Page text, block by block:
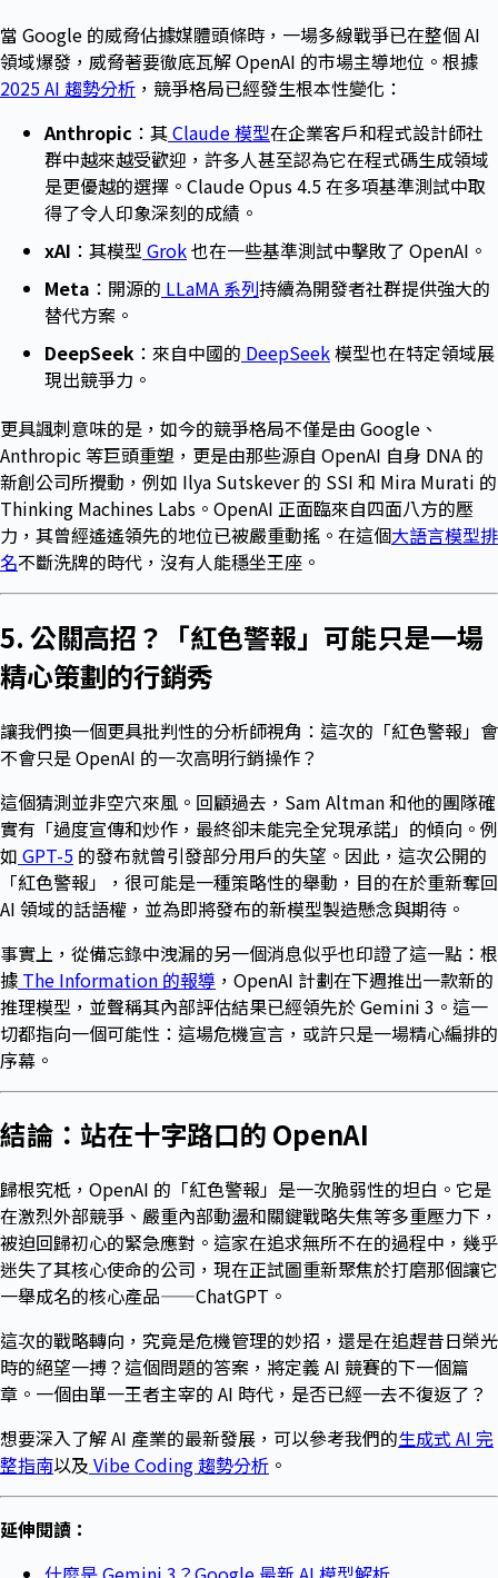
當 Google 的威脅佔據媒體頭條時，一場多線戰爭已在整個 AI
領域爆發，威脅著要徹底瓦解 OpenAI 的市場主導地位。根據
2025 AI 趨勢分析 ，競爭格局已經發生根本性變化：
Anthropic ：其Claude 模型在企業客戶和程式設計師社
群中越來越受歡迎，許多人甚至認為它在程式碼生成領域
是更優越的選擇。Claude Opus 4.5 在多項基準測試中取
得了令人印象深刻的成績。
xAI ：其模型 Grok也在一些基準測試中擊敗了 OpenAI。
Meta ：開源的 LLaMA 系列持續為開發者社群提供強大的
替代方案。
DeepSeek ：來自中國的 DeepSeek模型也在特定領域展
現出競爭力。
更具諷刺意味的是，如今的競爭格局不僅是由 Google、
Anthropic 等巨頭重塑，更是由那些源自 OpenAI 自身 DNA 的
新創公司所攪動，例如 Ilya Sutskever 的 SSI 和 Mira Murati 的
Thinking Machines Labs。OpenAI 正面臨來自四面八方的壓
力，其曾經遙遙領先的地位已被嚴重動搖。在這個大語言模型排
名不斷洗牌的時代，沒有人能穩坐王座。
5. 公關高招？「紅色警報」可能只是一場
精心策劃的行銷秀
讓我們換一個更具批判性的分析師視角：這次的「紅色警報」會
不會只是 OpenAI 的一次高明行銷操作？
這個猜測並非空穴來風。回顧過去，Sam Altman 和他的團隊確
實有「過度宣傳和炒作，最終卻未能完全兌現承諾」的傾向。例
如 GPT-5 的發布就曾引發部分用戶的失望。因此，這次公開的
「紅色警報」，很可能是一種策略性的舉動，目的在於重新奪回
AI 領域的話語權，並為即將發布的新模型製造懸念與期待。
事實上，從備忘錄中洩漏的另一個消息似乎也印證了這一點：根
據 The Information 的報導 ，OpenAI 計劃在下週推出一款新的
推理模型，並聲稱其內部評估結果已經領先於 Gemini 3。這一
切都指向一個可能性：這場危機宣言，或許只是一場精心編排的
序幕。
結論：站在十字路口的 OpenAI
歸根究柢，OpenAI 的「紅色警報」是一次脆弱性的坦白。它是
在激烈外部競爭、嚴重內部動盪和關鍵戰略失焦等多重壓力下，
被迫回歸初心的緊急應對。這家在追求無所不在的過程中，幾乎
迷失了其核心使命的公司，現在正試圖重新聚焦於打磨那個讓它
一舉成名的核心產品——ChatGPT。
這次的戰略轉向，究竟是危機管理的妙招，還是在追趕昔日榮光
時的絕望一搏？這個問題的答案，將定義 AI 競賽的下一個篇
章。一個由單一王者主宰的 AI 時代，是否已經一去不復返了？
想要深入了解 AI 產業的最新發展，可以參考我們的生成式 AI 完
整指南以及 Vibe Coding 趨勢分析 。
延伸閱讀：